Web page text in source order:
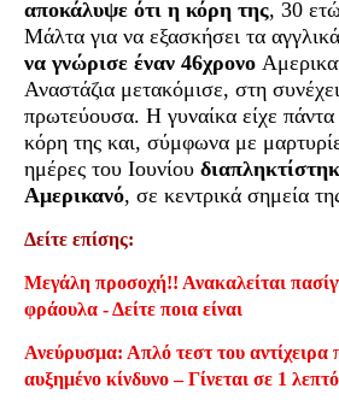
αποκάλυψε ότι η κόρη της, 30
Μάλτα για να εξασκήσει τα
να γνώρισε έναν 46χρονο
Αναστάζια μετακόμισε, στη
πρωτεύουσα. Η γυναίκα είχε πάντα
κόρη της και, σύμφωνα με
ημέρες του Ιουνίου
Αμερικανό, σε κεντρικά σημεία
Δείτε επίσης:
Μεγάλη προσοχή!! Ανακαλείται
φράουλα - Δείτε ποια είναι
Ανεύρυσμα: Απλό τεστ του αντίχειρα
αυξημένο κίνδυνο – Γίνεται σε 1 λεπτό